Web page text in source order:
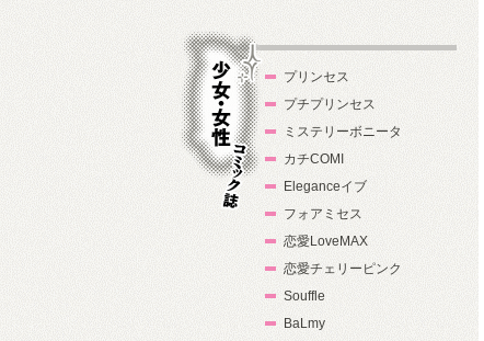
プリンセス
プチプリンセス
ミステリーボニータ
カチCOMI
Eleganceイブ
フォアミセス
恋愛LoveMAX
恋愛チェリーピンク
Souffle
BaLmy